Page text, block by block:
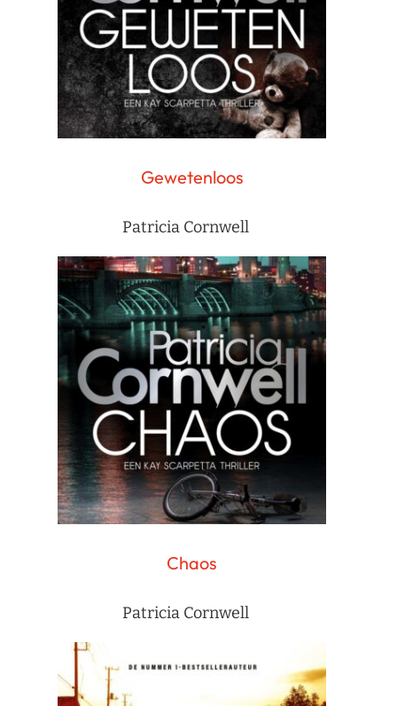
Gewetenloos
Patricia Cornwell
Chaos
Patricia Cornwell